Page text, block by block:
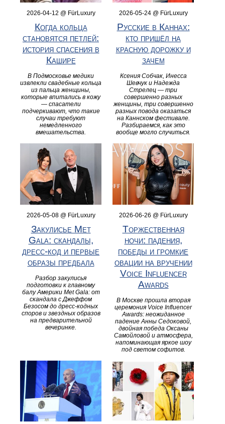
2026-04-12 @ FürLuxury
Когда кольца
становятся петлей:
история спасения в
Кашире
В Подмосковье медики
извлекли свадебные кольца
из пальца женщины,
которые впитались в кожу
— спасатели
подчеркивают, что такие
случаи требуют
немедленного
вмешательства.
2026-05-24 @ FürLuxury
Русские в Каннах:
кто пришёл на
красную дорожку и
зачем
Ксения Собчак, Инесса
Шевчук и Надежда
Стрелец — три
совершенно разных
женщины, три совершенно
разных повода оказаться
на Каннском фестивале.
Разбираемся, как это
вообще могло случиться.
2026-05-08 @ FürLuxury
Закулисье Met
Gala: скандалы,
дресс-код и первые
образы предбала
Разбор закулисья
подготовки к главному
балу Америки Met Gala: от
скандала с Джеффом
Безосом до дресс-кодных
споров и звездных образов
на предварительной
вечеринке.
2026-06-26 @ FürLuxury
Торжественная
ночи: падения,
победы и громкие
овации на вручении
Voice Influencer
Awards
В Москве прошла вторая
церемония Voice Influencer
Awards: неожиданное
падение Анны Седоковой,
двойная победа Оксаны
Самойловой и атмосфера,
напоминающая яркое шоу
под светом софитов.